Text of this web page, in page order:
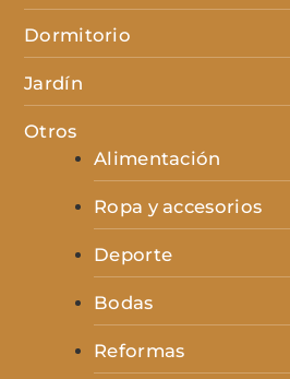
Dormitorio
Jardín
Otros
Alimentación
Ropa y accesorios
Deporte
Bodas
Reformas